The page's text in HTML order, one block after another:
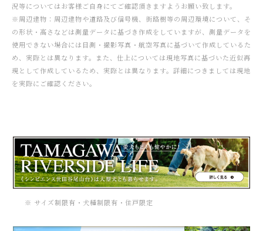
況等についてはお客様ご自身にてご確認頂きますようお願い致します。
※周辺建物：周辺建物や道路及び信号機、街路樹等の周辺環境について、そ
の形状・高さなどは測量データに基づき作成をしていますが、測量データを
使用できない場合には目測・撮影写真・航空写真に基づいて作成しているた
め、実際とは異なります。また、仕上については現地写真に基づいた近似再
現として作成しているため、実際とは異なります。詳細につきましては現地
を実際にご確認ください。
※ サイズ制限有・犬種制限有・住⼾限定